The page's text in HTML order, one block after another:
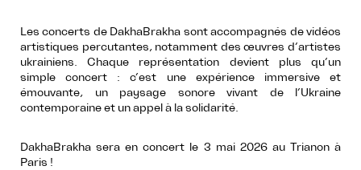
Les concerts de DakhaBrakha sont accompagnés de vidéos
artistiques percutantes, notamment des œuvres d’artistes
ukrainiens. Chaque représentation devient plus qu’un
simple concert : c’est une expérience immersive et
émouvante, un paysage sonore vivant de l’Ukraine
contemporaine et un appel à la solidarité.
DakhaBrakha sera en concert le 3 mai 2026 au Trianon à
Paris !